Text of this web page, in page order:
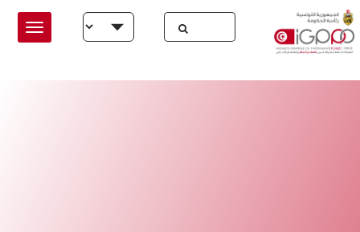
Skip to main content
Select your language